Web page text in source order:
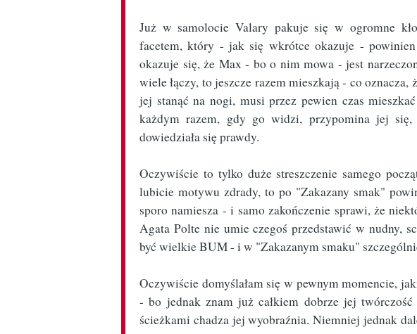
Już w samolocie Valary pakuje się w ogromne
facetem, który - jak się wkrótce okazuje -
okazuje się, że Max - bo o nim mowa - jest
wiele łączy, to jeszcze razem mieszkają - co oznacza,
jej stanąć na nogi, musi przez pewien czas
każdym razem, gdy go widzi, przypomina jej się,
dowiedziała się prawdy.
Oczywiście to tylko duże streszczenie samego
lubicie motywu zdrady, to po "Zakazany smak"
sporo namiesza - i samo zakończenie sprawi, że
Agata Polte nie umie czegoś przedstawić w nudny,
być wielkie BUM - i w "Zakazanym smaku"
Oczywiście domyślałam się w pewnym momencie,
- bo jednak znam już całkiem dobrze jej
ścieżkami chadza jej wyobraźnia. Niemniej jednak